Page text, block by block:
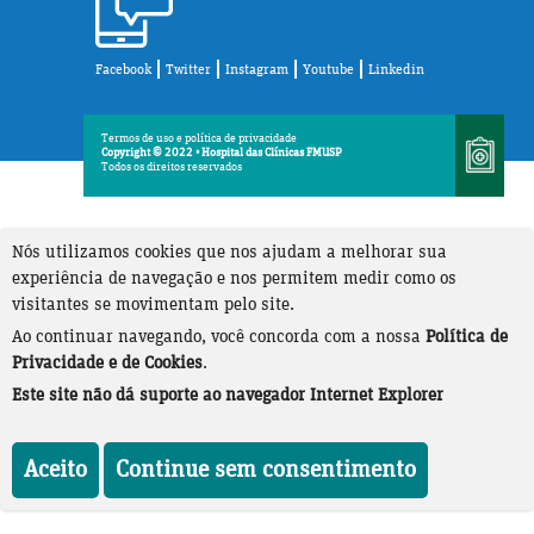
Facebook Twitter Instagram Youtube Linkedin
Termos de uso e política de privacidade
Copyright © 2022 • Hospital das Clínicas FMUSP
Todos os direitos reservados
Nós utilizamos cookies que nos ajudam a melhorar sua
experiência de navegação e nos permitem medir como os
visitantes se movimentam pelo site.
Ao continuar navegando, você concorda com a nossa Política de
Privacidade e de Cookies.
Este site não dá suporte ao navegador Internet Explorer
Aceito Continue sem consentimento